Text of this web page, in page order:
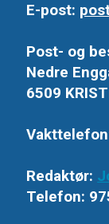
E-post:
Post- og
Nedre
6509
Redaktør:
Telefon: